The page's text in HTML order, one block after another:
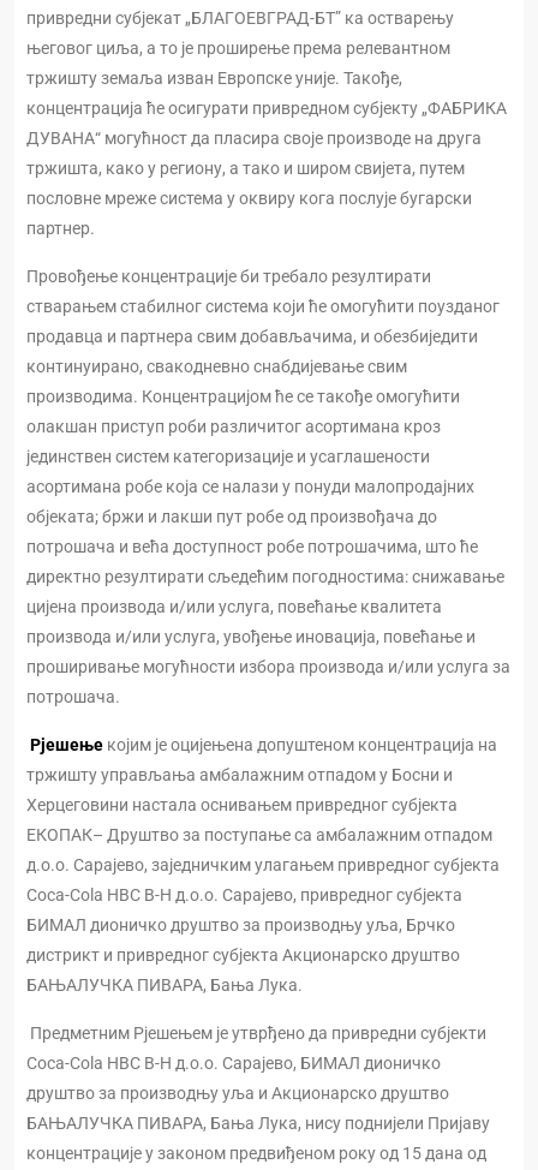
привредни субјекат „БЛАГОЕВГРАД-БТ” ка остварењу
његовог циља, а то је проширење према релевантном
тржишту земаља изван Европске уније. Такође,
концентрација ће осигурати привредном субјекту „ФАБРИКА
ДУВАНА“ могућност да пласира своје производе на друга
тржишта, како у региону, а тако и широм свијета, путем
пословне мреже система у оквиру кога послује бугарски
партнер.
Провођење концентрације би требало резултирати
стварањем стабилног система који ће омогућити поузданог
продавца и партнера свим добављачима, и обезбиједити
континуирано, свакодневно снабдијевање свим
производима. Концентрацијом ће се такође омогућити
олакшан приступ роби различитог асортимана кроз
јединствен систем категоризације и усаглашености
асортимана робе која се налази у понуди малопродајних
објеката; бржи и лакши пут робе од произвођача до
потрошача и већа доступност робе потрошачима, што ће
директно резултирати сљедећим погодностима: снижавање
цијена производа и/или услуга, повећање квалитета
производа и/или услуга, увођење иновација, повећање и
проширивање могућности избора производа и/или услуга за
потрошача.
Рјешење којим је оцијењена допуштеном концентрација на
тржишту управљања амбалажним отпадом у Босни и
Херцеговини настала оснивањем привредног субјекта
ЕКОПАК– Друштво за поступање са амбалажним отпадом
д.о.о. Сарајево, заједничким улагањем привредног субјекта
Coca-Cola HBC B-H д.о.о. Сарајево, привредног субјекта
БИМАЛ дионичко друштво за производњу уља, Брчко
дистрикт и привредног субјекта Акционарско друштво
БАЊАЛУЧКА ПИВАРА, Бања Лука.
Предметним Рјешењем је утврђено да привредни субјекти
Coca-Cola HBC B-H д.о.о. Сарајево, БИМАЛ дионичко
друштво за производњу уља и Акционарско друштво
БАЊАЛУЧКА ПИВАРА, Бања Лука, нису поднијели Пријаву
концентрације у законом предвиђеном року од 15 дана од